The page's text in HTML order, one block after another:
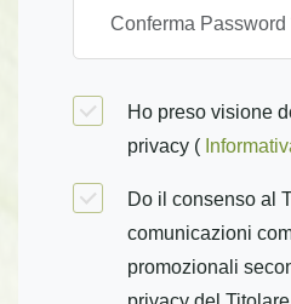
Ho preso visione
privacy (
Do il consenso al
comunicazioni
promozionali